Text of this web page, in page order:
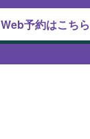
Web予約はこちら